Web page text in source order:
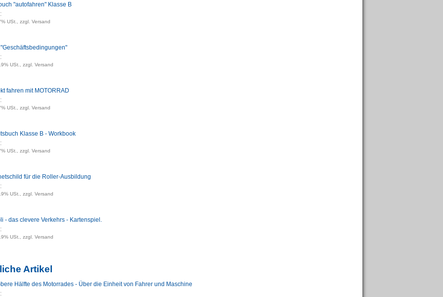
"autofahren" Klasse B
USt., zzgl. Versand
USt., zzgl. Versand
fahren mit MOTORRAD
USt., zzgl. Versand
Klasse B - Workbook
USt., zzgl. Versand
für die Roller-Ausbildung
USt., zzgl. Versand
- das clevere Verkehrs - Kartenspiel.
USt., zzgl. Versand
Artikel
Hälfte des Motorrades - Über die Einheit von Fahrer und Maschine